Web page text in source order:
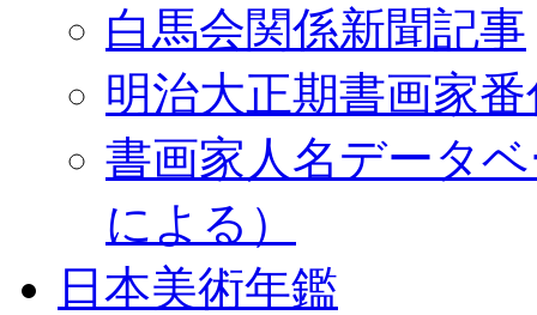
白馬会関係新聞記事
明治大正期書画家
書画家人名データ
による）
日本美術年鑑